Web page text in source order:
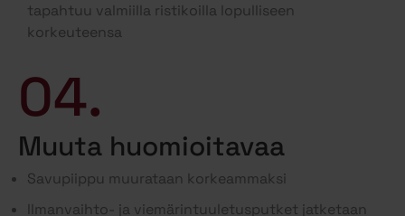
tapahtuu valmiilla ristikoilla lopulliseen
korkeuteensa
04.
Muuta huomioitavaa
Savupiippu muurataan korkeammaksi
Ilmanvaihto- ja viemärintuuletusputket jatketaan